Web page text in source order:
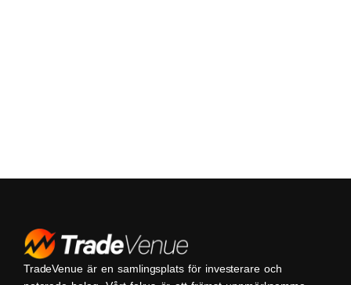
TradeVenue är en samlingsplats för investerare och